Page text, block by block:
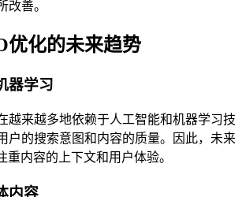
改善。
优化的未来趋势
器学习
越来越多地依赖于人工智能和机器学习技
户的搜索意图和内容的质量。因此，未来
重内容的上下文和用户体验。
内容